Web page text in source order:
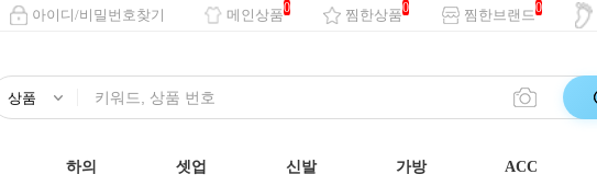
아이디/비밀번호찾기 메인상품0 찜한상품0 찜한브랜드0
하의 셋업 신발 가방 ACC